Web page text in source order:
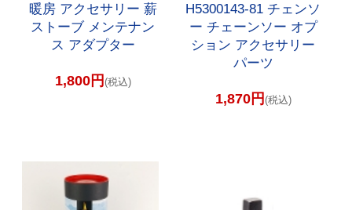
暖房 アクセサリー 薪
ストーブ メンテナン
ス アダプター
1,800円 (税込)
H5300143-81 チェンソ
ー チェーンソー オプ
ション アクセサリー
パーツ
1,870円 (税込)